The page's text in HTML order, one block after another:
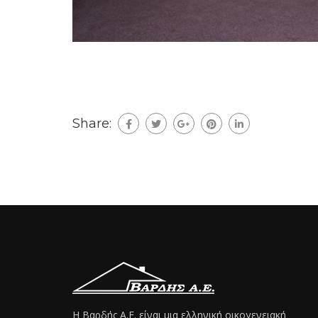
Share:
Η Βαρδής Α.Ε. είναι μια ελληνική οικογενειακή